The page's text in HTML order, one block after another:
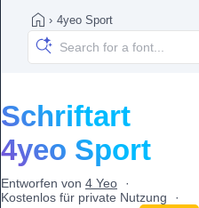
› 4yeo Sport
Schriftart
4yeo Sport
Entworfen von 4 Yeo
Kostenlos für private Nutzung